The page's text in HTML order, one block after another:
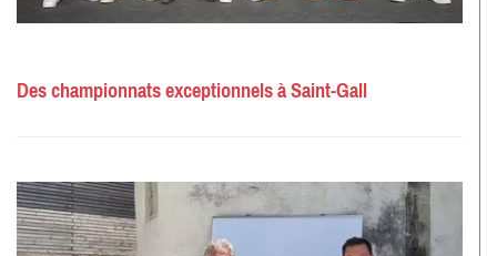
Des championnats exceptionnels à Saint-Gall